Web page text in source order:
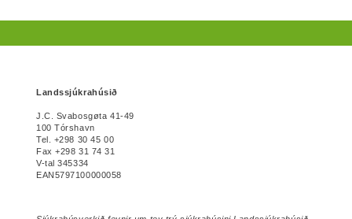
Landssjúkrahúsið
J.C. Svabosgøta 41-49
100 Tórshavn
Tel. +298 30 45 00
Fax +298 31 74 31
V-tal 345334
EAN5797100000058